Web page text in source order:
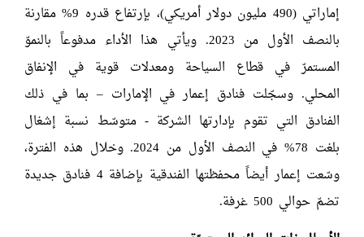
إماراتي (490 مليون دولار أمريكي)، بإرتفاع قدره 9% مقارنة
بالنصف الأول من 2023. ويأتي هذا الأداء مدفوعاً بالنموّ
المستمرّ في قطاع السياحة ومعدلات قوية في الإنفاق
المحلي. وسجّلت فنادق إعمار في الإمارات – بما في ذلك
الفنادق التي تقوم بإدارتها الشركة - متوسّط نسبة إشغال
بلغت 78% في النصف الأول من 2024. وخلال هذه الفترة،
وسّعت إعمار أيضاً محفظتها الفندقية بإضافة 4 فنادق جديدة
تضمّ حوالي 500 غرفة.